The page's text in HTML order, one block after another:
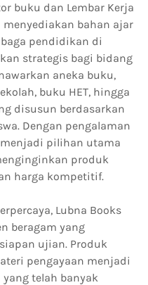
buku dan Lembar Kerja
menyediakan bahan ajar
pendidikan di
strategis bagi bidang
aneka buku,
buku HET, hingga
disusun berdasarkan
Dengan pengalaman
menjadi pilihan utama
produk
harga kompetitif.
Lubna Books
beragam yang
ujian. Produk
pengayaan menjadi
telah banyak